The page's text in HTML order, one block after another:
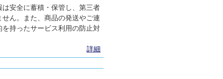
安全に蓄積・保管し、第三者
ん。また、商品の発送やご連
持ったサービス利用の防止対
詳細